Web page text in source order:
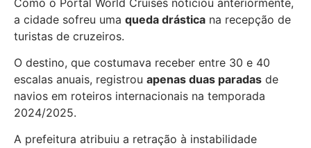
a cidade sofreu uma queda drástica na recepção de
turistas de cruzeiros.
O destino, que costumava receber entre 30 e 40
escalas anuais, registrou apenas duas paradas de
navios em roteiros internacionais na temporada
2024/2025.
A prefeitura atribuiu a retração à instabilidade